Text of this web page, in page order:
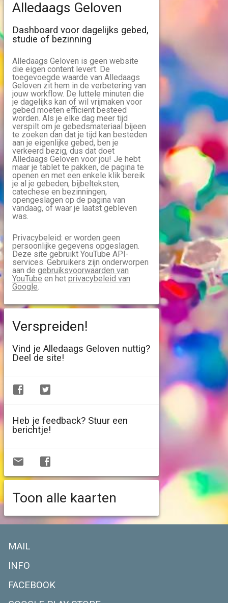
Alledaags Geloven
Dashboard voor dagelijks gebed,
studie of bezinning
Alledaags Geloven is geen website
die eigen content levert. De
toegevoegde waarde van Alledaags
Geloven zit hem in de verbetering van
jouw workflow. De luttele minuten die
je dagelijks kan of wil vrijmaken voor
gebed moeten efficiënt besteed
worden. Als je elke dag meer tijd
verspilt om je gebedsmateriaal bijeen
te zoeken dan dat je tijd kan besteden
aan je eigenlijke gebed, ben je
verkeerd bezig, dus dat doet
Alledaags Geloven voor jou! Je hebt
maar je tablet te pakken, de pagina te
openen en met een enkele klik bereik
je al je gebeden, bijbelteksten,
catechese en bezinningen,
opengeslagen op de pagina van
vandaag, of waar je laatst gebleven
was.
Privacybeleid: er worden geen
persoonlijke gegevens opgeslagen.
Deze site gebruikt YouTube API-
services. Gebruikers zijn onderworpen
aan de gebruiksvoorwaarden van
YouTube en het privacybeleid van
Google.
Verspreiden!
Vind je Alledaags Geloven nuttig?
Deel de site!
Heb je feedback? Stuur een
berichtje!
Toon alle kaarten
MAIL
INFO
FACEBOOK